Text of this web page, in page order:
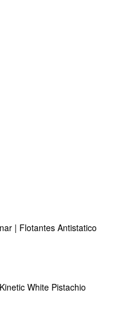
| Flotantes Antistatico